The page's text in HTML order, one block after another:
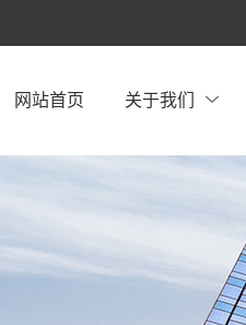
网站首页 关于我们